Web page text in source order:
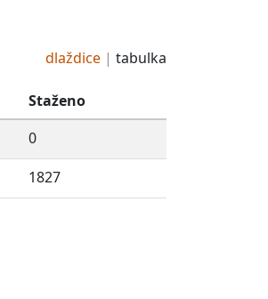
dlaždice tabulka
Staženo
0
1827